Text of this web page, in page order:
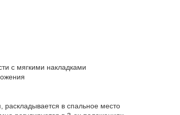
с мягкими накладками
раскладывается в спальное место